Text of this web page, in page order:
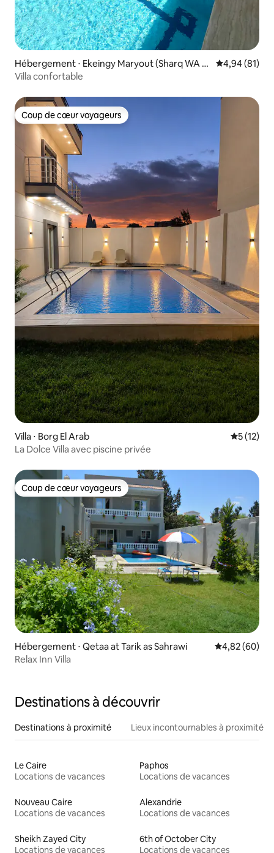
Hébergement ⋅ Ekeingy Maryout (Sharq WA G
harb)
Évaluation
4,94 (81)
Villa confortable
Coup de cœur voyageurs
Coup de cœur voyageurs
Villa ⋅ Borg El Arab
5 (12)
La Dolce Villa avec piscine privée
Coup de cœur voyageurs
Coup de cœur voyageurs
Hébergement ⋅ Qetaa at Tarik as Sahrawi Évaluation
4,82 (60)
Relax Inn Villa
Destinations à découvrir
Destinations à proximité Lieux incontournables à proximité
Le Caire
Locations de vacances
Paphos
Locations de vacances
Nouveau Caire
Locations de vacances
Alexandrie
Locations de vacances
Sheikh Zayed City
Locations de vacances
6th of October City
Locations de vacances